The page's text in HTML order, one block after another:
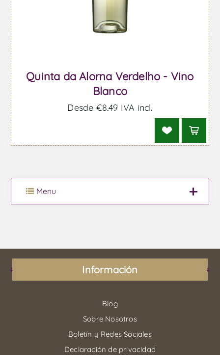
Quinta da Alorna Verdelho - Vino
Blanco
Desde €8,49 IVA incl.
Menu
Información
Blog
Sobre Nosotros
Boletín y Redes Sociales
Declaración de privacidad